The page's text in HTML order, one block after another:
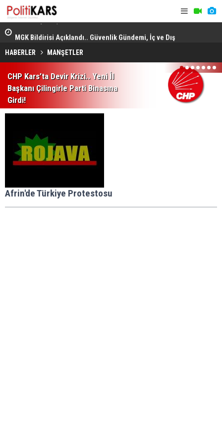
MGK Bildirisi Açıklandı.. Güvenlik Gündemi, İç ve Dış
Politika Başlıkları Değerlendirildi!
HABERLER MANŞETLER
CHP Kars’ta Devir Krizi.. Yeni İl
Başkanı Çilingirle Parti Binasına
Girdi!
1 2 3 4 5 6 7
Afrin'de Türkiye Protestosu